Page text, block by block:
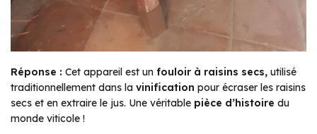
Réponse : Cet appareil est un fouloir à raisins secs, utilisé
traditionnellement dans la vinification pour écraser les raisins
secs et en extraire le jus. Une véritable pièce d’histoire du
monde viticole !